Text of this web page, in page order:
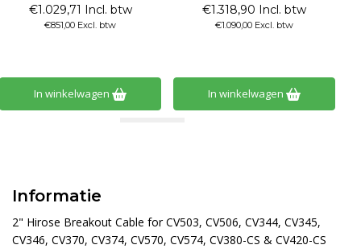
€1.029,71 Incl. btw
€851,00 Excl. btw
In winkelwagen
€1.318,90 Incl. btw
€1.090,00 Excl. btw
In winkelwagen
Informatie
2" Hirose Breakout Cable for CV503, CV506, CV344, CV345,
CV346, CV370, CV374, CV570, CV574, CV380-CS & CV420-CS